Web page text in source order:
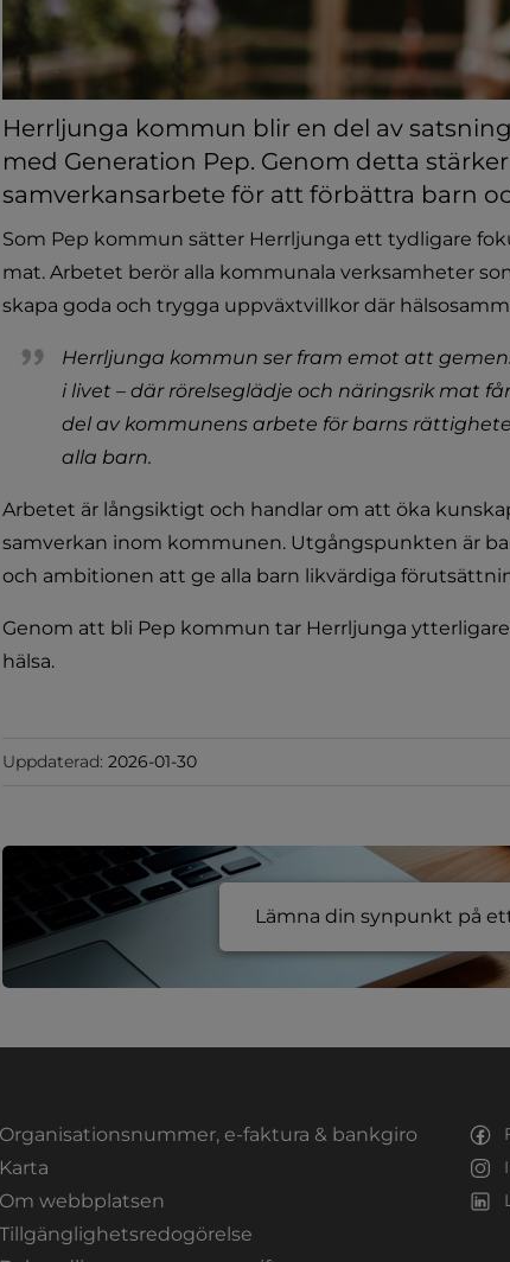
Herrljunga kommun blir en del av
med Generation Pep. Genom detta
samverkansarbete för att förbättra barn
Som Pep kommun sätter Herrljunga ett tydligare
mat. Arbetet berör alla kommunala verksamheter
skapa goda och trygga uppväxtvillkor där
Herrljunga kommun ser fram emot att
i livet – där rörelseglädje och näringsrik mat
del av kommunens arbete för barns
alla barn.
Arbetet är långsiktigt och handlar om att öka
samverkan inom kommunen. Utgångspunkten är
och ambitionen att ge alla barn likvärdiga
Genom att bli Pep kommun tar Herrljunga
hälsa.
Uppdaterad: 2026-01-30
Lämna din synpunkt på
Organisationsnummer, e-faktura & bankgiro
KartaLänk till annan webbplats.
Om webbplatsen
Tillgänglighetsredogörelse